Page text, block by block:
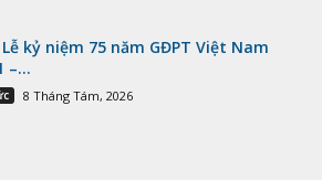
Lễ kỷ niệm 75 năm GĐPT Việt Nam
–...
8 Tháng Tám, 2026